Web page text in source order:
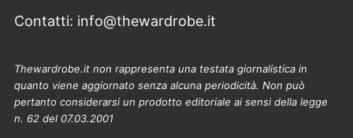
Contatti: info@thewardrobe.it
Thewardrobe.it non rappresenta una testata giornalistica in
quanto viene aggiornato senza alcuna periodicità. Non può
pertanto considerarsi un prodotto editoriale ai sensi della legge
n. 62 del 07.03.2001